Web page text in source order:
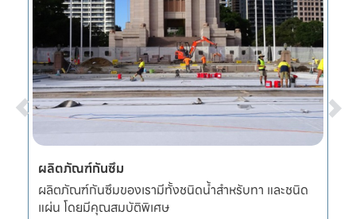
ผลิตภัณฑ์กันซึม
ผลิตภัณฑ์กันซึมของเรามีทั้งชนิดน้ำสำหรับทา และชนิด
แผ่น โดยมีคุณสมบัติพิเศษ